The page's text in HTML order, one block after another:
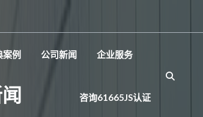
案例 公司新闻 企业服务
咨询61665JS认证